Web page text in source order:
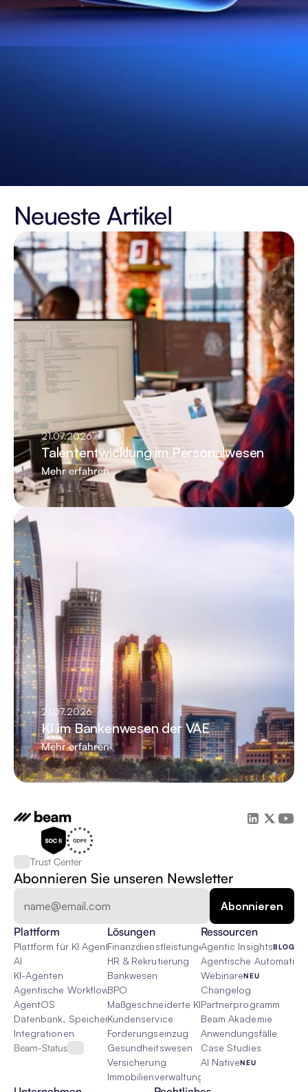
Neueste Artikel
21.07.2026
Talententwicklung im Personalwesen
Mehr erfahren
21.07.2026
KI im Bankenwesen der VAE
Mehr erfahren
Trust Center
Abonnieren Sie unseren Newsletter
Plattform
Plattform für KI Agenten
AI
KI-Agenten
Agentische Workflows
AgentOS
Datenbank, Speicher & Rag
Integrationen
Beam-Status
Lösungen
Finanzdienstleistungen
HR & Rekrutierung
Bankwesen
BPO
Maßgeschneiderte KI-Lösungen
Kundenservice
Forderungseinzug
Gesundheitswesen
Versicherung
Immobilienverwaltung
Ressourcen
Agentic InsightsBLOG
Agentische
WebinareNEU
Changelog
Partnerprogramm
Beam Akademie
Anwendungsfälle
Case Studies
AI NativeNEU